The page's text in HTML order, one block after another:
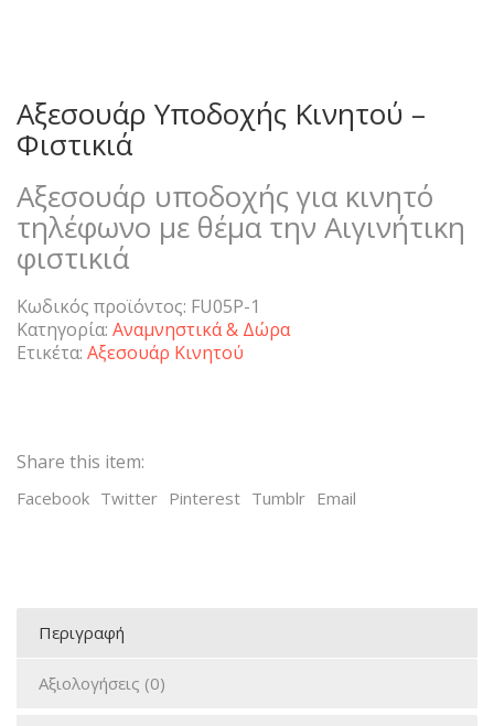
Αξεσουάρ Υποδοχής Κινητού –
Φιστικιά
Αξεσουάρ υποδοχής για κινητό
τηλέφωνο με θέμα την Αιγινήτικη
φιστικιά
Κωδικός προϊόντος: FU05P-1
Κατηγορία: Αναμνηστικά & Δώρα
Ετικέτα: Αξεσουάρ Κινητού
Share this item:
Facebook Twitter Pinterest Tumblr Email
Περιγραφή
Αξιολογήσεις (0)